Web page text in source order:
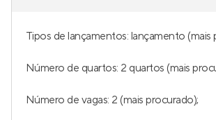
Tipos de lançamentos: lançamento (mais
Número de quartos: 2 quartos (mais
Número de vagas: 2 (mais procurado);